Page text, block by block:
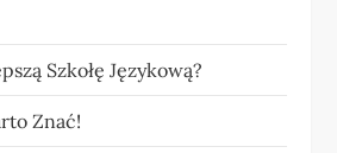
Szkołę Językową?
Znać!